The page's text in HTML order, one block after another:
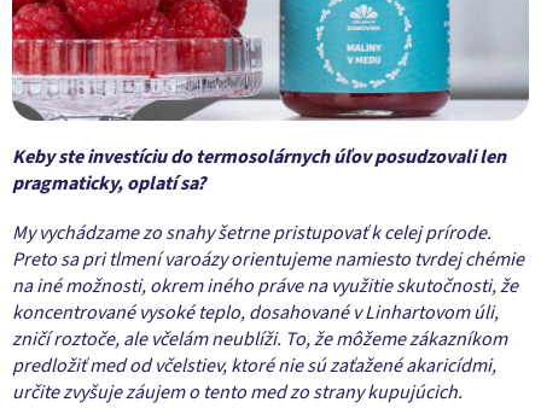
Keby ste investíciu do termosolárnych úľov posudzovali len
pragmaticky, oplatí sa?
My vychádzame zo snahy šetrne pristupovať k celej prírode.
Preto sa pri tlmení varoázy orientujeme namiesto tvrdej chémie
na iné možnosti, okrem iného práve na využitie skutočnosti, že
koncentrované vysoké teplo, dosahované v Linhartovom úli,
zničí roztoče, ale včelám neublíži. To, že môžeme zákazníkom
predložiť med od včelstiev, ktoré nie sú zaťažené akaricídmi,
určite zvyšuje záujem o tento med zo strany kupujúcich.